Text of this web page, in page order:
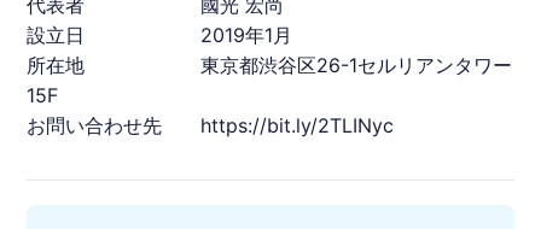
設立日 2019年1月
所在地 東京都渋谷区26-1セルリアンタワー
15F
お問い合わせ先 https://bit.ly/2TLINyc